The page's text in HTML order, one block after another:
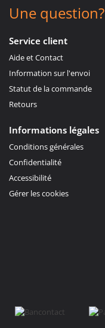
Une question?
Service client
Aide et Contact
Information sur l'envoi
Statut de la commande
Retours
Informations légales
Conditions générales
Confidentialité
Accessibilité
Gérer les cookies